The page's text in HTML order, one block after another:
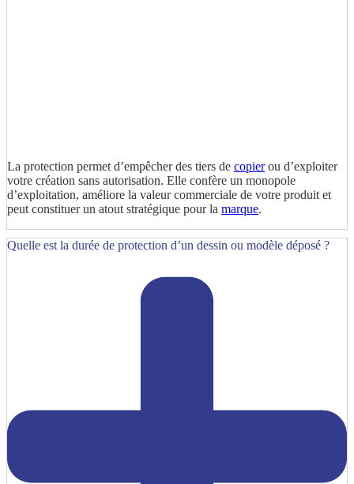
La protection permet d’empêcher des tiers de copierou d’exploiter
votre création sans autorisation. Elle confère un monopole
d’exploitation, améliore la valeur commerciale de votre produit et
peut constituer un atout stratégique pour la marque.
Quelle est la durée de protection d’un dessin ou modèle déposé ?